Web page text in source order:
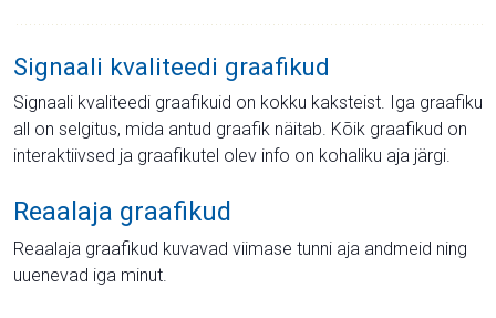
Signaali kvaliteedi graafikud
Signaali kvaliteedi graafikuid on kokku kaksteist. Iga graafiku
all on selgitus, mida antud graafik näitab. Kõik graafikud on
interaktiivsed ja graafikutel olev info on kohaliku aja järgi.
Reaalaja graafikud
Reaalaja graafikud kuvavad viimase tunni aja andmeid ning
uuenevad iga minut.